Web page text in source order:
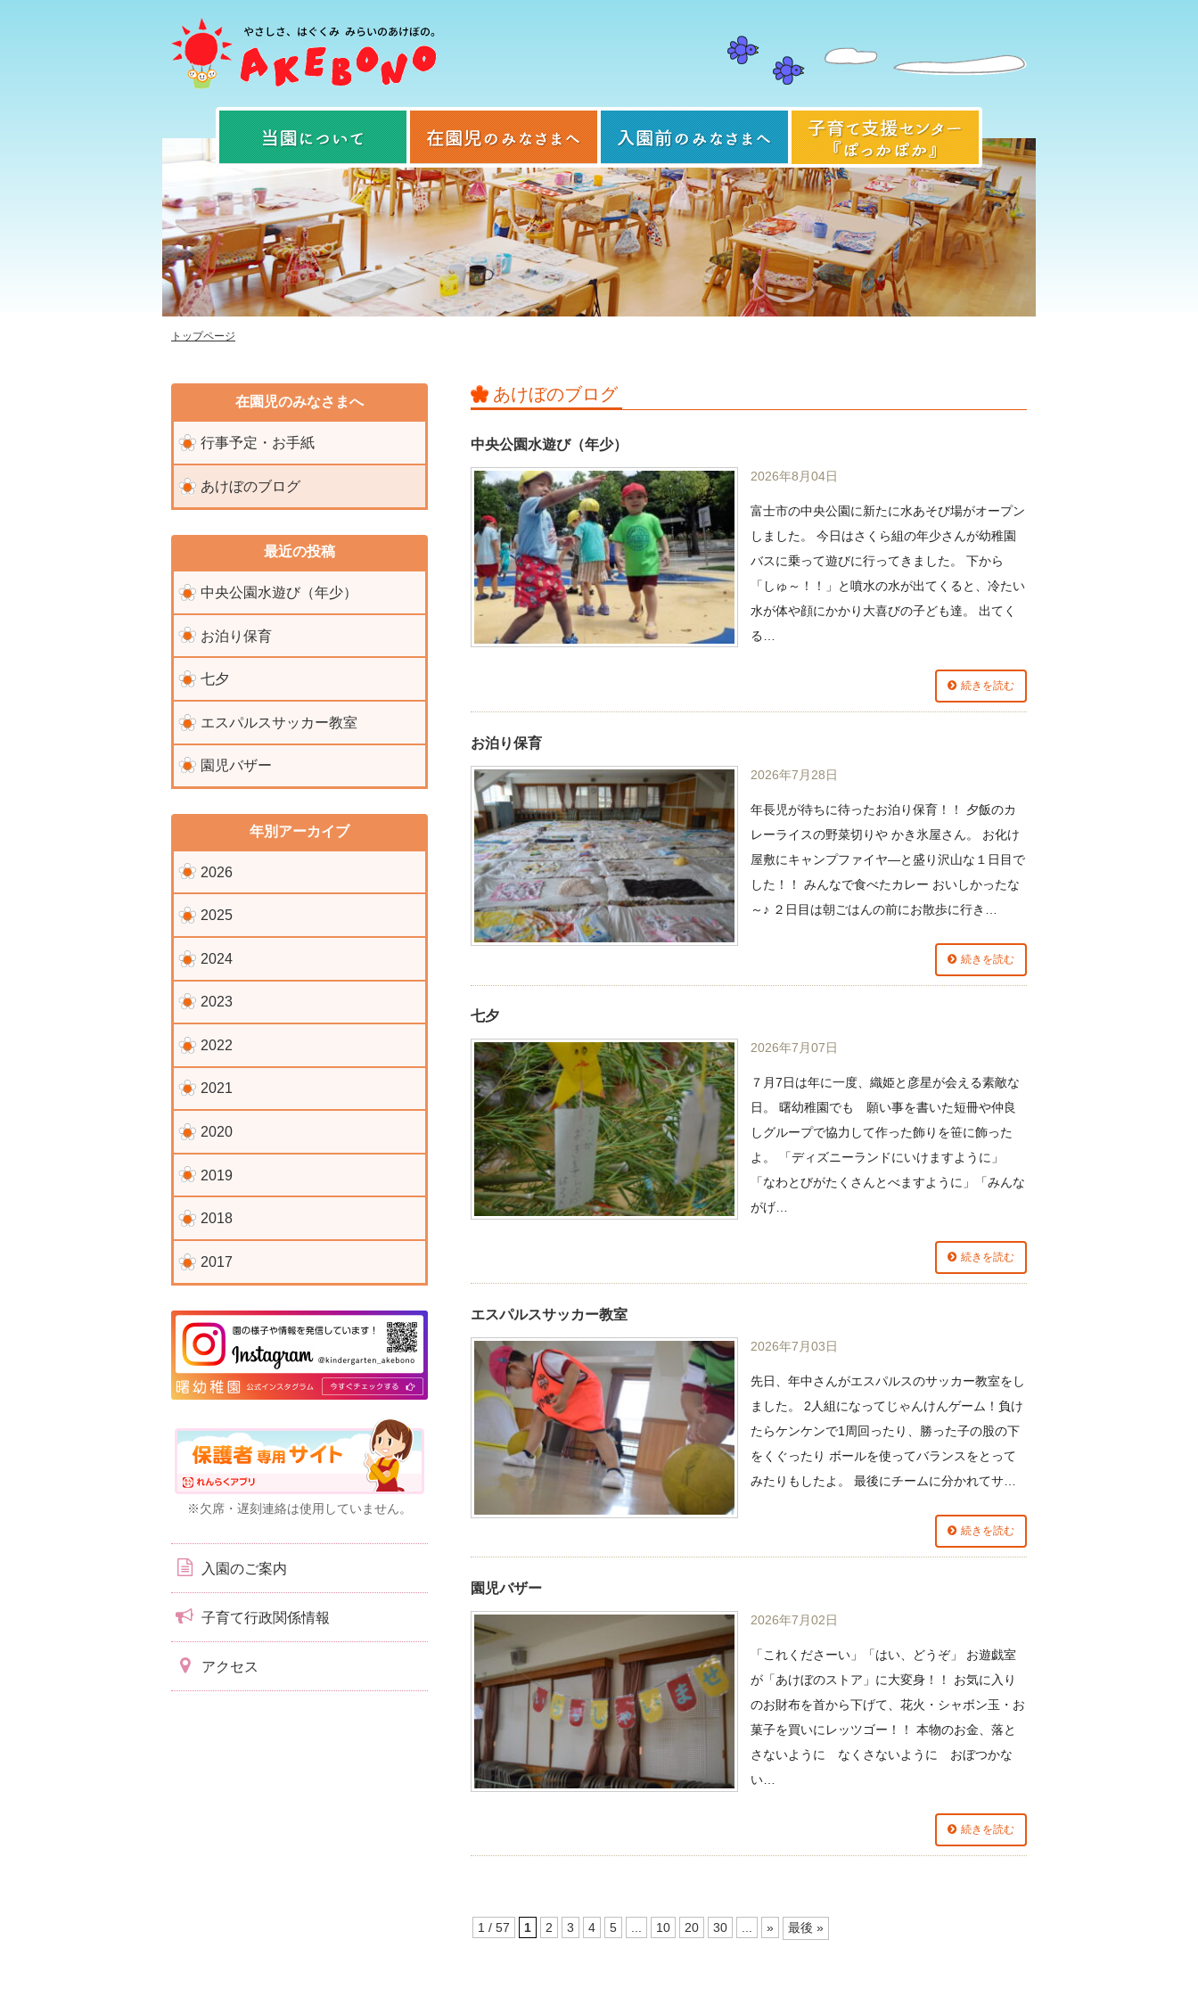
当園について 在園児のみなさまへ 入園前のみなさまへ
トップページ
あけぼのブログ
中央公園水遊び（年少）
2026年8月04日
富士市の中央公園に新たに水あそび場がオープン
しました。 今日はさくら組の年少さんが幼稚園
バスに乗って遊びに行ってきました。 下から
「しゅ～！！」と噴水の水が出てくると、冷たい
水が体や顔にかかり大喜びの子ども達。 出てく
る…
続きを読む
お泊り保育
2026年7月28日
年長児が待ちに待ったお泊り保育！！ 夕飯のカ
レーライスの野菜切りや かき氷屋さん。 お化け
屋敷にキャンプファイヤ―と盛り沢山な１日目で
した！！ みんなで食べたカレー おいしかったな
～♪ ２日目は朝ごはんの前にお散歩に行き…
続きを読む
七夕
2026年7月07日
７月7日は年に一度、織姫と彦星が会える素敵な
日。 曙幼稚園でも 願い事を書いた短冊や仲良
しグループで協力して作った飾りを笹に飾った
よ。 「ディズニーランドにいけますように」
「なわとびがたくさんとべますように」「みんな
がげ…
続きを読む
エスパルスサッカー教室
2026年7月03日
先日、年中さんがエスパルスのサッカー教室をし
ました。 2人組になってじゃんけんゲーム！負け
たらケンケンで1周回ったり、勝った子の股の下
をくぐったり ボールを使ってバランスをとって
みたりもしたよ。 最後にチームに分かれてサ…
続きを読む
園児バザー
2026年7月02日
「これくださーい」「はい、どうぞ」 お遊戯室
が「あけぼのストア」に大変身！！ お気に入り
のお財布を首から下げて、花火・シャボン玉・お
菓子を買いにレッツゴー！！ 本物のお金、落と
さないように なくさないように おぼつかな
い…
続きを読む
1 / 57 1 2 3 4 5 10 20 30 » 最後 »
在園児のみなさまへ
行事予定・お手紙
あけぼのブログ
最近の投稿
中央公園水遊び（年少）
お泊り保育
七夕
エスパルスサッカー教室
園児バザー
年別アーカイブ
2026
2025
2024
2023
2022
2021
2020
2019
2018
2017
※欠席・遅刻連絡は使用していません。
入園のご案内
子育て行政関係情報
アクセス